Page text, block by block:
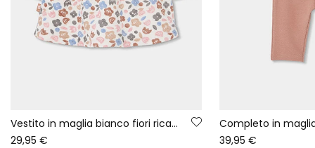
Vestito in maglia bianco fiori ricamati gufi neonato
29,95 €
39,95 €